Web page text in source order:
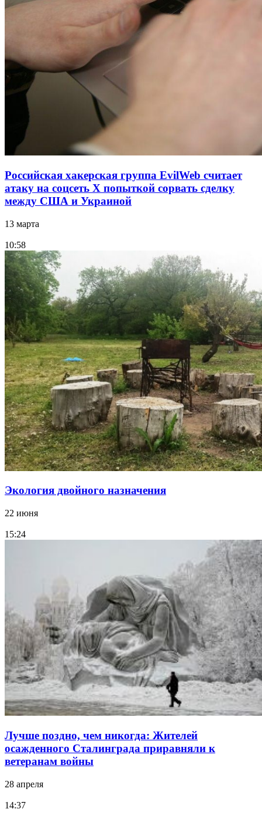
Российская хакерская группа EvilWeb считает
атаку на соцсеть Х попыткой сорвать сделку
между США и Украиной
13 марта
10:58
Экология двойного назначения
22 июня
15:24
Лучше поздно, чем никогда: Жителей
осажденного Сталинграда приравняли к
ветеранам войны
28 апреля
14:37